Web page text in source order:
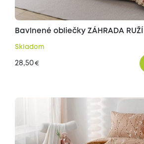
Bavlnené obliečky ZÁHRADA
Skladom
28,50€